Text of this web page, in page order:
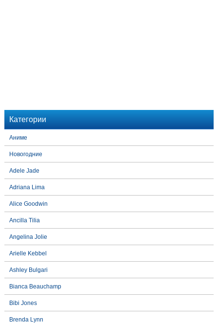
Категории
Аниме
Новогодние
Adele Jade
Adriana Lima
Alice Goodwin
Ancilla Tilia
Angelina Jolie
Arielle Kebbel
Ashley Bulgari
Bianca Beauchamp
Bibi Jones
Brenda Lynn